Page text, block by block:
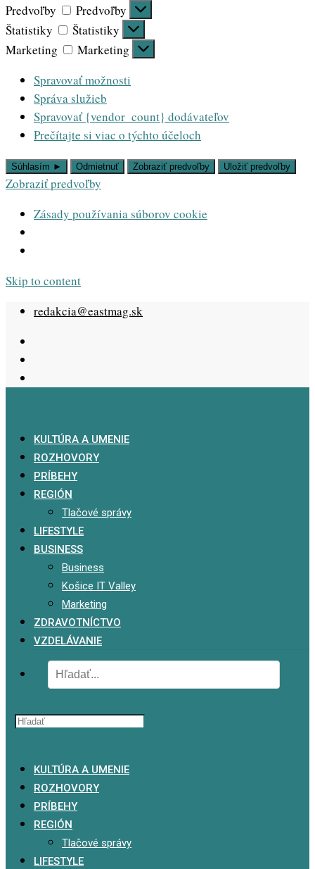
Predvoľby
Predvoľby
Štatistiky
Štatistiky
Marketing
Marketing
Spravovať možnosti
Správa služieb
Spravovať {vendor_count} dodávateľov
Prečítajte si viac o týchto účeloch
Súhlasím ► Odmietnuť Zobraziť predvoľby Uložiť predvoľby
Zobraziť predvoľby
Zásady používania súborov cookie
Skip to content
redakcia@eastmag.sk
KULTÚRA A UMENIE
ROZHOVORY
PRÍBEHY
REGIÓN
Tlačové správy
LIFESTYLE
BUSINESS
Business
Košice IT Valley
Marketing
ZDRAVOTNÍCTVO
VZDELÁVANIE
KULTÚRA A UMENIE
ROZHOVORY
PRÍBEHY
REGIÓN
Tlačové správy
LIFESTYLE